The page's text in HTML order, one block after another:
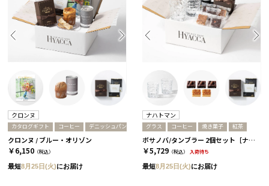
クロンヌ
カタログギフト コーヒー デニッシュパン
クロンヌ / ブルー・オリゾン
￥6,150 （税込）
最短8月25日(火)にお届け
ナハトマン
グラス コーヒー 焼き菓子 紅茶
ボサノバ/タンブラー 2個セット［ナハトマン］+焼き菓子+コーヒーor紅茶
￥5,729 （税込） 入荷待ち
最短8月25日(火)にお届け